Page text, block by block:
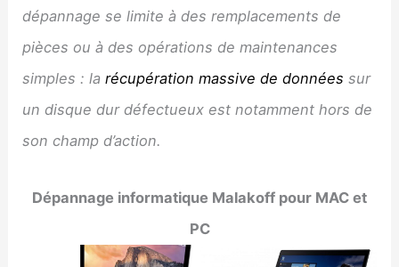
dépannage se limite à des remplacements de
pièces ou à des opérations de maintenances
simples : larécupération massive de données sur
un disque dur défectueux est notamment hors de
son champ d’action.
Dépannage informatique Malakoff pour MAC et
PC